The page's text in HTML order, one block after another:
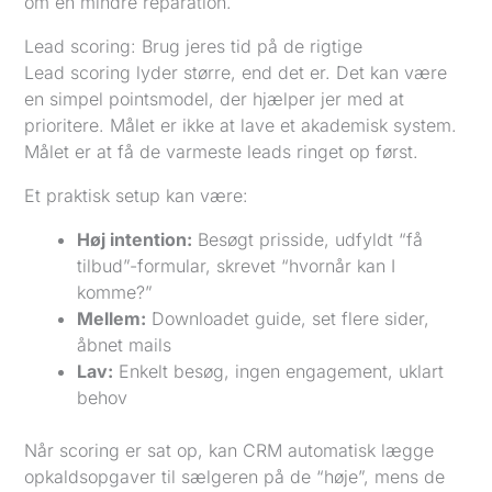
Lead scoring: Brug jeres tid på de rigtige
Lead scoring lyder større, end det er. Det kan være
en simpel pointsmodel, der hjælper jer med at
prioritere. Målet er ikke at lave et akademisk system.
Målet er at få de varmeste leads ringet op først.
Et praktisk setup kan være:
Høj intention: Besøgt prisside, udfyldt “få
tilbud”-formular, skrevet “hvornår kan I
komme?”
Mellem: Downloadet guide, set flere sider,
åbnet mails
Lav: Enkelt besøg, ingen engagement, uklart
behov
Når scoring er sat op, kan CRM automatisk lægge
opkaldsopgaver til sælgeren på de “høje”, mens de